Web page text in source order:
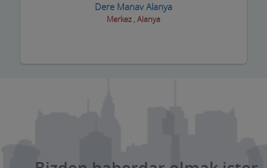
Oto Boya FirmalarıDere Manav Alanya
Merkez , Alanya